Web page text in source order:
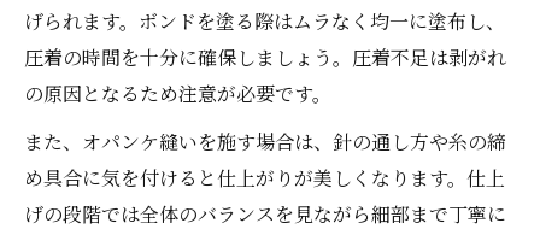
げられます。ボンドを塗る際はムラなく均一に塗布し、
圧着の時間を十分に確保しましょう。圧着不足は剥がれ
の原因となるため注意が必要です。
また、オパンケ縫いを施す場合は、針の通し方や糸の締
め具合に気を付けると仕上がりが美しくなります。仕上
げの段階では全体のバランスを見ながら細部まで丁寧に